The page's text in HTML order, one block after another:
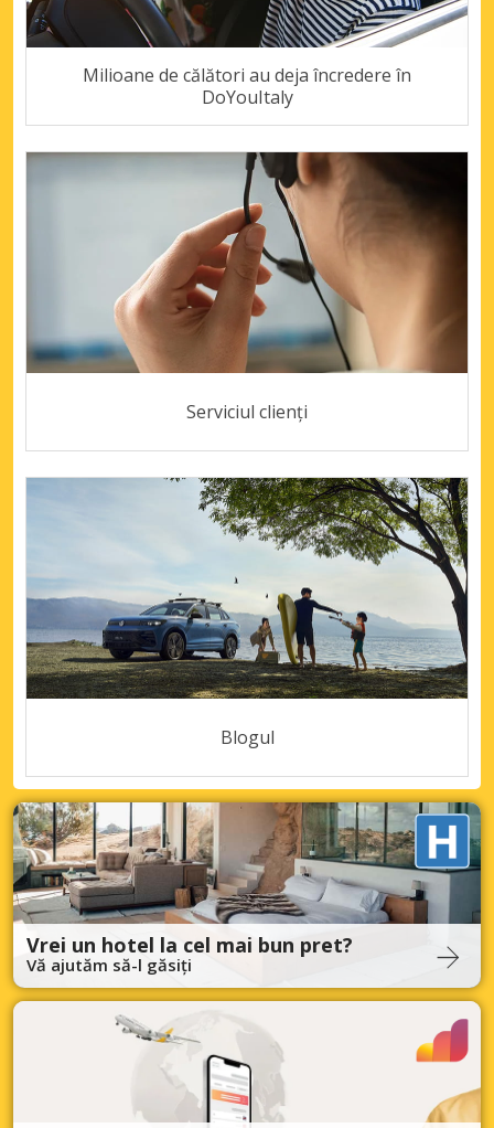
Milioane de călători au deja încredere în
DoYouItaly
Serviciul clienți
Blogul
Vrei un hotel la cel mai bun pret?
Vă ajutăm să-l găsiți